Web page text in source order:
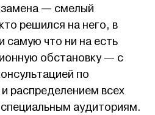
— смелый
решился на него, в
что ни на есть
обстановку — с
по
распределением всех
аудиториям.